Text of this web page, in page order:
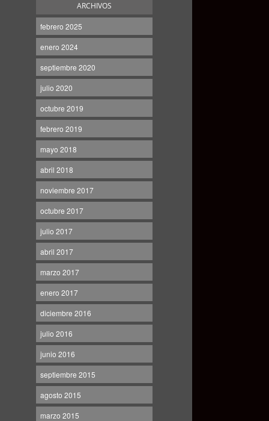
ARCHIVOS
febrero 2025
enero 2024
septiembre 2020
julio 2020
octubre 2019
febrero 2019
mayo 2018
abril 2018
noviembre 2017
octubre 2017
julio 2017
abril 2017
marzo 2017
enero 2017
diciembre 2016
julio 2016
junio 2016
septiembre 2015
agosto 2015
marzo 2015